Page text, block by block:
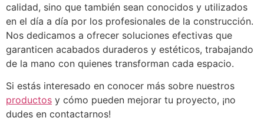
calidad, sino que también sean conocidos y utilizados
en el día a día por los profesionales de la construcción.
Nos dedicamos a ofrecer soluciones efectivas que
garanticen acabados duraderos y estéticos, trabajando
de la mano con quienes transforman cada espacio.
Si estás interesado en conocer más sobre nuestros
productos y cómo pueden mejorar tu proyecto, ¡no
dudes en contactarnos!